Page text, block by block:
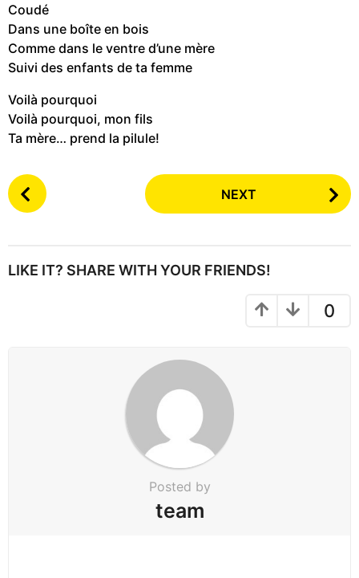
Coudé
Dans une boîte en bois
Comme dans le ventre d’une mère
Suivi des enfants de ta femme
Voilà pourquoi
Voilà pourquoi, mon fils
Ta mère… prend la pilule!
P
o
P
NEXT
LIKE IT? SHARE WITH YOUR FRIENDS!
0
Posted by
team